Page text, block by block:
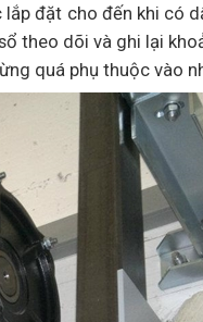
đặt cho đến khi có
theo dõi và ghi lại
quá phụ thuộc vào